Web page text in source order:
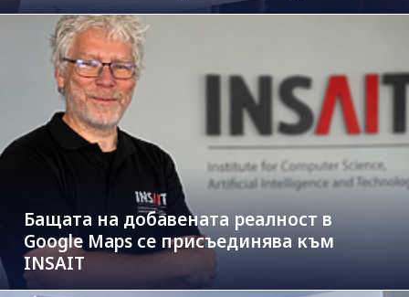
Бащата на добавената реалност в
Google Maps се присъединява към
INSAIT